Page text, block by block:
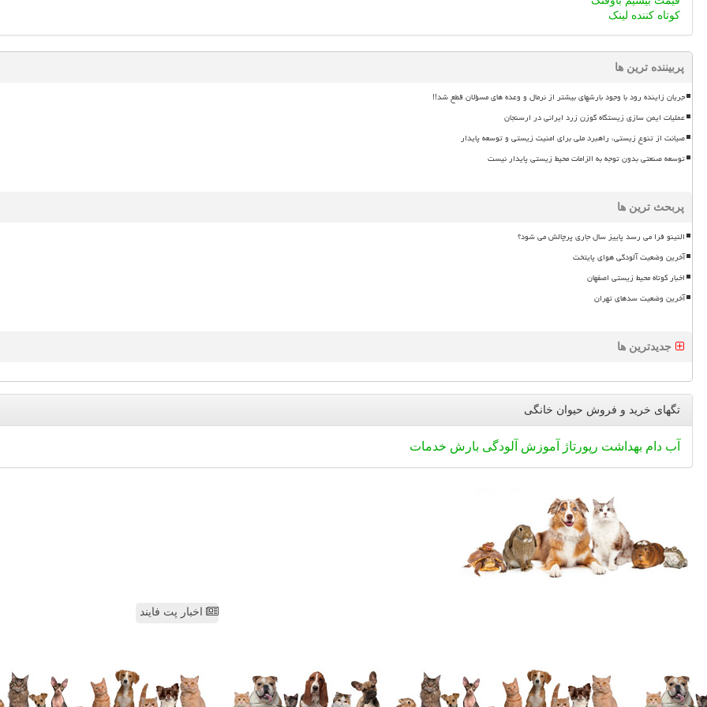
کوتاه کننده لینک
پربیننده ترین ها
جریان زاینده رود با وجود بارشهای بیشتر از نرمال و وعده های مسؤلان قطع شد!!
عملیات ایمن سازی زیستگاه گوزن زرد ایرانی در ارسنجان
صیانت از تنوع زیستی، راهبرد ملی برای امنیت زیستی و توسعه پایدار
توسعه صنعتی بدون توجه به الزامات محیط زیستی پایدار نیست
پربحث ترین ها
النینو فرا می رسد پاییز سال جاری پرچالش می شود؟
آخرین وضعیت آلودگی هوای پایتخت
اخبار کوتاه محیط زیستی اصفهان
آخرین وضعیت سدهای تهران
جدیدترین ها
تگهای خرید و فروش حیوان خانگی
آب دام بهداشت رپورتاژ آموزش آلودگی بارش خدمات
اخبار پت فایند